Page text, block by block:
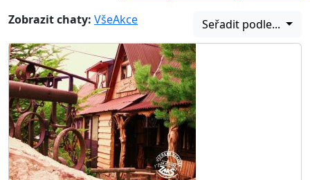
Zobrazit chaty: VšeAkce Seřadit podle...